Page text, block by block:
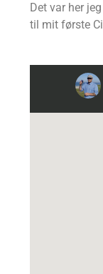
Det var her
til mit første